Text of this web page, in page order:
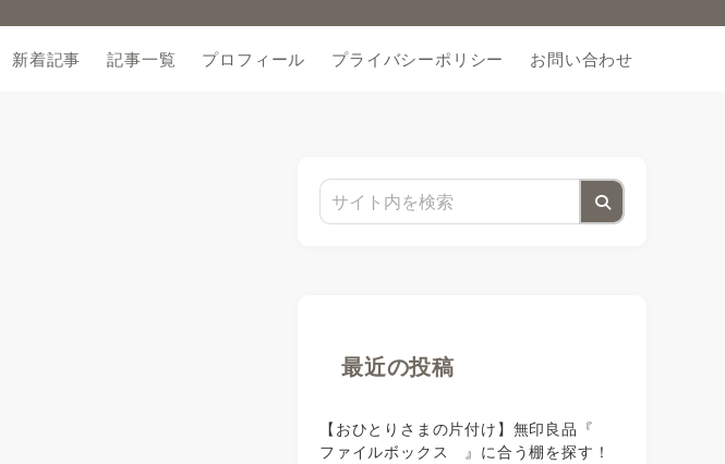
新着記事 記事一覧 プロフィール プライバシーポリシー お問い合わせ
最近の投稿
【おひとりさまの片付け】無印良品『
ファイルボックス 』に合う棚を探す！